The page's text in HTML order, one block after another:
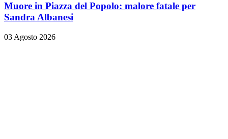
Muore in Piazza del Popolo: malore fatale per
Sandra Albanesi
03 Agosto 2026